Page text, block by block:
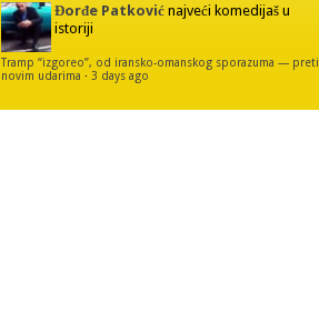
Đorđe Patković najveći komedijaš u
istoriji
Tramp “izgoreo”, od iransko-omanskog sporazuma — preti
novim udarima · 3 days ago